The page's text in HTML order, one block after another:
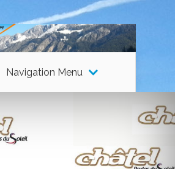
Navigation Menu